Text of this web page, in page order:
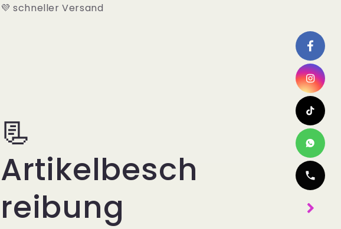
💜 schneller Versand
📃
Artikelbesch
reibung